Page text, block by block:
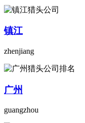
镇江
zhenjiang
广州
guangzhou